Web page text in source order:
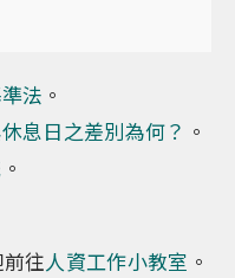
法 。
息日之差別為何？ 。
。
往人資工作小教室 。